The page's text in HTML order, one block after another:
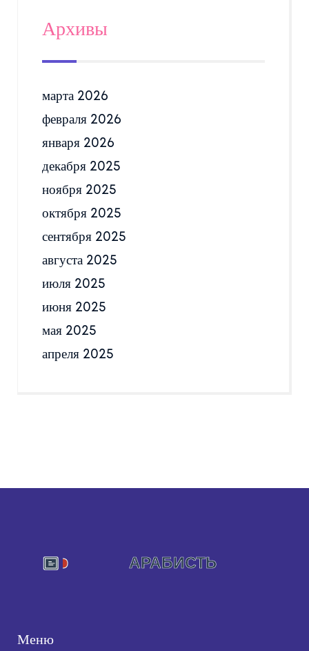
Архивы
марта 2026
февраля 2026
января 2026
декабря 2025
ноября 2025
октября 2025
сентября 2025
августа 2025
июля 2025
июня 2025
мая 2025
апреля 2025
Меню